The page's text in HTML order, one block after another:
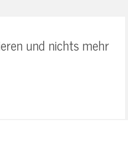
und nichts mehr